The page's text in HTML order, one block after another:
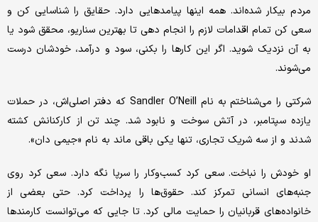
مردم بیکار شده‌اند. همه اینها پیامدهایی دارد. حقایق را شناسایی کن و
سعی کن تمام اقدامات لازم را انجام دهی تا بهترین سناریو، محقق شود یا
به آن نزدیک شوید. اگر این کارها را بکنی، سود و درآمد، خودشان درست
می‌شوند.
شرکتی را می‌شناختم به نام Sandler O’Neill که دفتر اصلی‌اش، در حملات
یازده سپتامبر، در آتش سوخت و نابود شد. چند تن از کارکنانش کشته
شدند و از سه شریک تجاری، تنها یکی باقی ماند به نام «جیمی دان».
او خودش را نباخت. سعی کرد کسب‌وکار را سرپا نگه دارد. سعی کرد روی
جنبه‌های انسانی تمرکز کند. حقوق‌ها را پرداخت کرد. حتی بعضی از
خانواده‌های قربانیان را حمایت مالی کرد. تا جایی که می‌توانست کارمندها